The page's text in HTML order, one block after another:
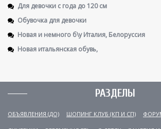
Для девочки с года до 120 см
Обувочка для девочки
Новая и немного б\у Италия, Белоруссия
Новая итальянская обувь,
РАЗДЕЛЫ
ОБЪЯВЛЕНИЯ (ДО) ШОПИНГ КЛУБ (КП И СП)